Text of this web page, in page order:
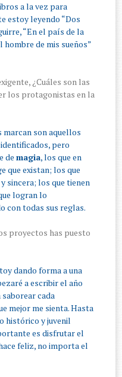
a la vez para
estoy leyendo “Dos
“En el país de la
hombre de mis sueños”
¿Cuáles son las
los protagonistas en la
marcan son aquellos
pero
demagia, los que en
que existan; los que
sincera; los que tienen
logran lo
con todas sus reglas.
proyectos has puesto
dando forma a una
a escribir el año
saborear cada
mejor me sienta. Hasta
histórico y juvenil
es disfrutar el
feliz, no importa el